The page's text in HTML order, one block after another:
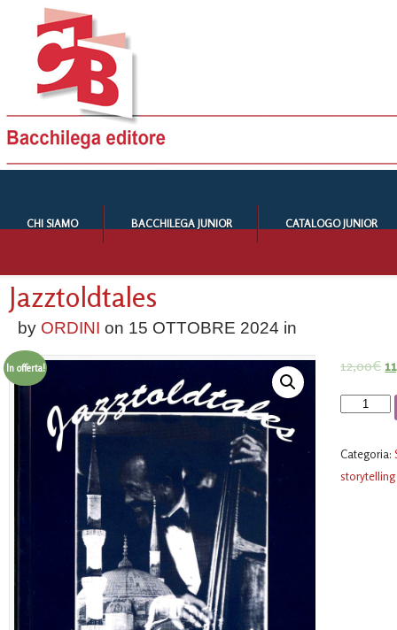
CHI SIAMO BACCHILEGA JUNIOR CATALOGO JUNIOR
Jazztoldtales
by ORDINI on 15 OTTOBRE 2024 in
In offerta! 12,00€
Categoria:
storytelling